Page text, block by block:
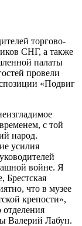
торгово-
СНГ, а также
палаты
провели
«Подвиг
с той
народ.
усилия
войне. Я
Брестская
что в музее
крепости»,
отделения
Валерий Лабун.